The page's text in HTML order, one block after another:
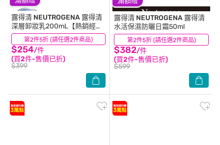
第2件5折 (請任選2件商品)
露得清 NEUTROGENA 露得清
深層卸妝乳200mL【熱銷經典
款】
$254/件
(買2件-售價已折)
$399
(30) 第2件5折 (請任選2件商品)
露得清 NEUTROGENA 露得清
水活保濕防曬日霜50ml
$382/件
(買2件-售價已折)
$599
(22)